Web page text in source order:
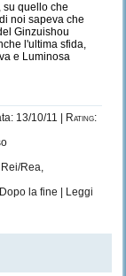
su quello che
noi sapeva che
Ginzuishou
l'ultima sfida,
e Luminosa
13/10/11 |
Rating:
Rea,
la fine | Leggi